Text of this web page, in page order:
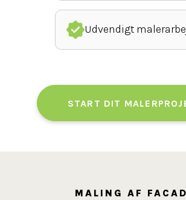
Udvendigt
START DIT
MALING AF